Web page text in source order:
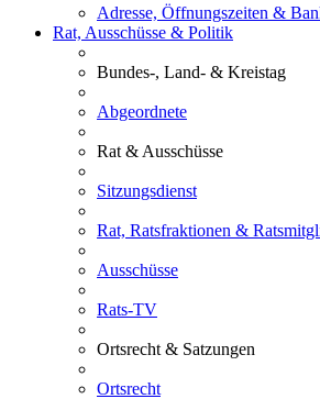
Adresse, Öffnungszeiten &
Rat, Ausschüsse & Politik
Bundes-, Land- & Kreistag
Abgeordnete
Rat & Ausschüsse
Sitzungsdienst
Rat, Ratsfraktionen &
Ausschüsse
Rats-TV
Ortsrecht & Satzungen
Ortsrecht